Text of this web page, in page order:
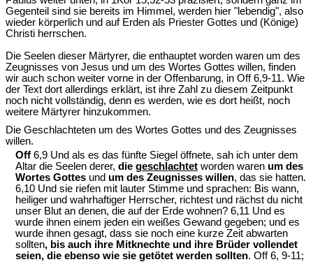
Gegenteil sind sie bereits im Himmel, werden hier "lebendig", also
wieder körperlich und auf Erden als Priester Gottes und (Könige)
Christi herrschen.
Die Seelen dieser Märtyrer, die enthauptet worden waren um des
Zeugnisses von Jesus und um des Wortes Gottes willen, finden
wir auch schon weiter vorne in der Offenbarung, in Off 6,9-11. Wie
der Text dort allerdings erklärt, ist ihre Zahl zu diesem Zeitpunkt
noch nicht vollständig, denn es werden, wie es dort heißt, noch
weitere Märtyrer hinzukommen.
Die Geschlachteten um des Wortes Gottes und des Zeugnisses
willen.
Off 6,9 Und als es das fünfte Siegel öffnete, sah ich unter dem
Altar die Seelen derer, die geschlachtet worden waren um des
Wortes Gottes und um des Zeugnisses willen, das sie hatten.
6,10 Und sie riefen mit lauter Stimme und sprachen: Bis wann,
heiliger und wahrhaftiger Herrscher, richtest und rächst du nicht
unser Blut an denen, die auf der Erde wohnen? 6,11 Und es
wurde ihnen einem jeden ein weißes Gewand gegeben; und es
wurde ihnen gesagt, dass sie noch eine kurze Zeit abwarten
sollten, bis auch ihre Mitknechte und ihre Brüder vollendet
seien, die ebenso wie sie getötet werden sollten. Off 6, 9-11;